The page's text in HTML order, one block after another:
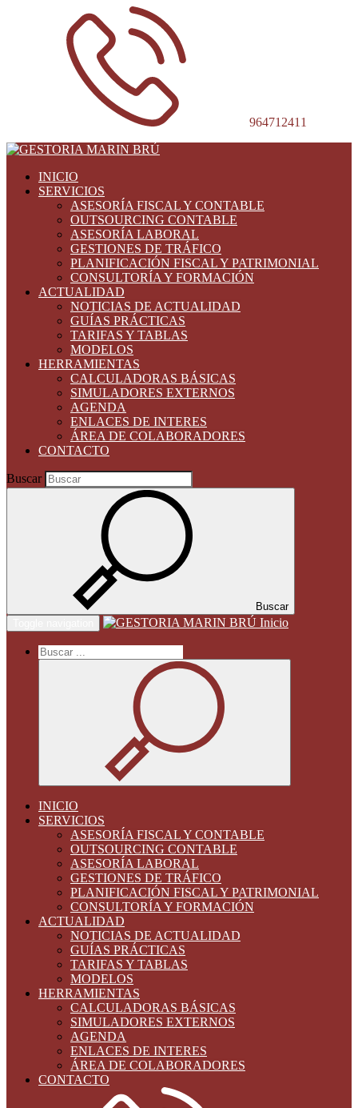
964712411
INICIO
SERVICIOS
ASESORÍA FISCAL Y CONTABLE
OUTSOURCING CONTABLE
ASESORÍA LABORAL
GESTIONES DE TRÁFICO
PLANIFICACIÓN FISCAL Y PATRIMONIAL
CONSULTORÍA Y FORMACIÓN
ACTUALIDAD
NOTICIAS DE ACTUALIDAD
GUÍAS PRÁCTICAS
TARIFAS Y TABLAS
MODELOS
HERRAMIENTAS
CALCULADORAS BÁSICAS
SIMULADORES EXTERNOS
AGENDA
ENLACES DE INTERES
ÁREA DE COLABORADORES
CONTACTO
Buscar
Buscar
Inicio
INICIO
SERVICIOS
ASESORÍA FISCAL Y CONTABLE
OUTSOURCING CONTABLE
ASESORÍA LABORAL
GESTIONES DE TRÁFICO
PLANIFICACIÓN FISCAL Y PATRIMONIAL
CONSULTORÍA Y FORMACIÓN
ACTUALIDAD
NOTICIAS DE ACTUALIDAD
GUÍAS PRÁCTICAS
TARIFAS Y TABLAS
MODELOS
HERRAMIENTAS
CALCULADORAS BÁSICAS
SIMULADORES EXTERNOS
AGENDA
ENLACES DE INTERES
ÁREA DE COLABORADORES
CONTACTO